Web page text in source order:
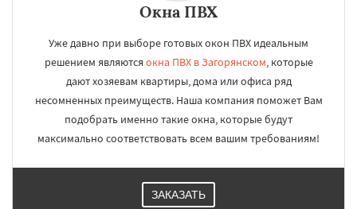
Окна ПВХ
Уже давно при выборе готовых окон ПВХ идеальным
решением являются окна ПВХ в Загорянском, которые
дают хозяевам квартиры, дома или офиса ряд
несомненных преимуществ. Наша компания поможет Вам
подобрать именно такие окна, которые будут
максимально соответствовать всем вашим требованиям!
ЗАКАЗАТЬ